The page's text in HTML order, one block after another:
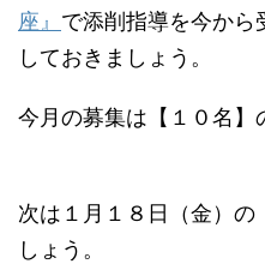
座』 で添削指導を今から
しておきましょう。
今月の募集は【１０名】
次は１月１８日（金）の
しょう。